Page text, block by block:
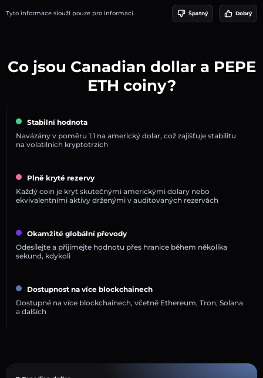
Tyto informace slouží pouze pro informaci. Špatný Dobrý
Co jsou Canadian dollar a PEPE
ETH coiny?
Stabilní hodnota
Navázány v poměru 1:1 na americký dolar, což zajišťuje stabilitu
na volatilních kryptotrzích
Plně kryté rezervy
Každý coin je kryt skutečnými americkými dolary nebo
ekvivalentními aktivy drženými v auditovaných rezervách
Okamžité globální převody
Odesílejte a přijímejte hodnotu přes hranice během několika
sekund, kdykoli
Dostupnost na více blockchainech
Dostupné na více blockchainech, včetně Ethereum, Tron, Solana
a dalších